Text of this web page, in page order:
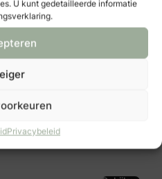
U kunt gedetailleerde informatie
Privacybeleid